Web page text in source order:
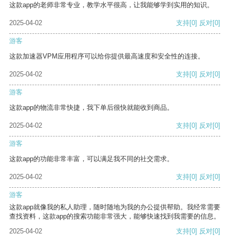
这款app的老师非常专业，教学水平很高，让我能够学到实用的知识。
2025-04-02 支持[0] 反对[0]
游客
这款加速器VPM应用程序可以给你提供最高速度和安全性的连接。
2025-04-02 支持[0] 反对[0]
游客
这款app的物流非常快捷，我下单后很快就能收到商品。
2025-04-02 支持[0] 反对[0]
游客
这款app的功能非常丰富，可以满足我不同的社交需求。
2025-04-02 支持[0] 反对[0]
游客
这款app就像我的私人助理，随时随地为我的办公提供帮助。我经常需要
查找资料，这款app的搜索功能非常强大，能够快速找到我需要的信息。
2025-04-02
支持[0] 反对[0]